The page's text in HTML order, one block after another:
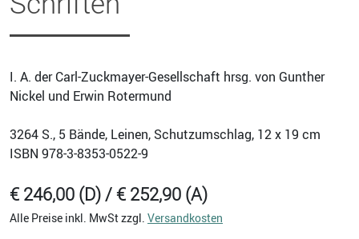
I. A. der Carl-Zuckmayer-Gesellschaft hrsg. von Gunther
Nickel und Erwin Rotermund
3264 S., 5 Bände, Leinen, Schutzumschlag, 12 x 19 cm
ISBN 978-3-8353-0522-9
€ 246,00 (D) / € 252,90 (A)
Alle Preise inkl. MwSt zzgl. Versandkosten